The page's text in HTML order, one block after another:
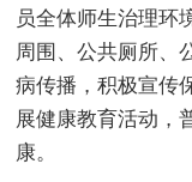
员全体师生治理环
周围、公共厕所、
病传播，积极宣传
展健康教育活动，
康。